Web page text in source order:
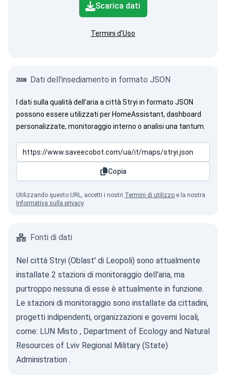
Scarica dati
Termini d'Uso
Dati dell'insediamento in formato JSON
I dati sulla qualità dell’aria a città Stryi in formato JSON
possono essere utilizzati per HomeAssistant, dashboard
personalizzate, monitoraggio interno o analisi una tantum.
Copia
Utilizzando questo URL, accetti i nostri Termini di utilizzo e la nostra
Informativa sulla privacy.
Fonti di dati
Nel città Stryi (Oblast' di Leopoli) sono attualmente
installate 2 stazioni di monitoraggio dell'aria, ma
purtroppo nessuna di esse è attualmente in funzione.
Le stazioni di monitoraggio sono installate da cittadini,
progetti indipendenti, organizzazioni e governi locali,
come: LUN Misto , Department of Ecology and Natural
Resources of Lviv Regional Military (State)
Administration .